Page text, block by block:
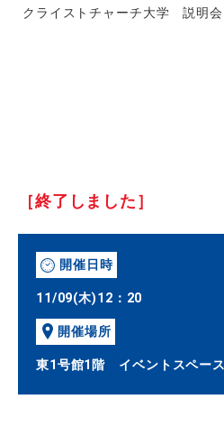
クライストチャーチ大学 説明会
［終了しました］
開催日時
11/09(木)12：20
開催場所
東1号館1階 イベントスペース